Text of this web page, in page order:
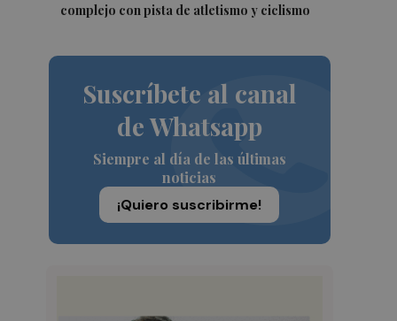
complejo con pista de atletismo y ciclismo
Suscríbete al canal
de Whatsapp
Siempre al día de las últimas
noticias
¡Quiero suscribirme!